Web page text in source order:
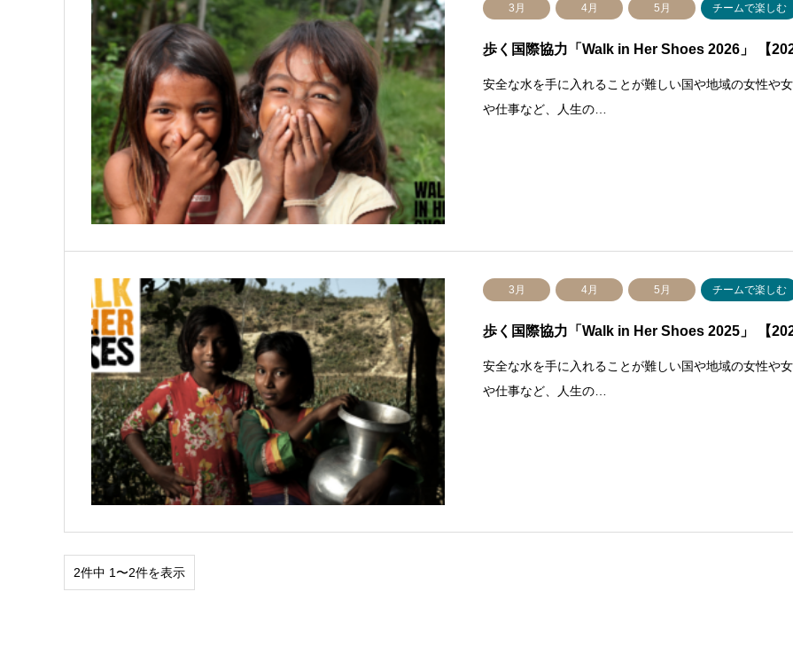
3月 4月 5月 チームで楽しむ
歩く国際協力「Walk in Her Shoes 2026」 【
安全な水を手に入れることが難しい国や地域の女性や
や仕事など、人生の…
3月 4月 5月 チームで楽しむ
歩く国際協力「Walk in Her Shoes 2025」 【
安全な水を手に入れることが難しい国や地域の女性や
や仕事など、人生の…
2件中 1〜2件を表示